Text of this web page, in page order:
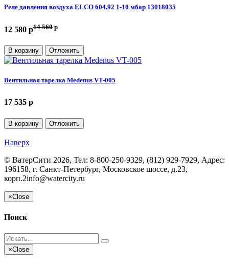
Реле давления воздуха ELCO 604.92 1-10 мбар 13018035
12 580 p14 560 p
В корзину Отложить
Вентильная тарелка Medenus VT-005
17 535 p
В корзину Отложить
Наверх
© ВатерСити 2026, Тел: 8-800-250-9329, (812) 929-7929, Адрес:
196158, г. Санкт-Петербург, Московское шоссе, д.23,
корп.2info@watercity.ru
×Close
Поиск
×Close